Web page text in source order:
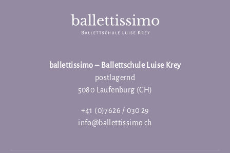
ballettissimo – Ballettschule Luise Krey
postlagernd
5080 Laufenburg (CH)
+41 (0)7626 / 030 29
info@ballettissimo.ch